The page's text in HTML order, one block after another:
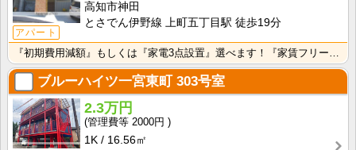
アパート
高知市神田
とさでん伊野線 上町五丁目駅 徒歩19分
ブルーハイツ一宮東町303号室
2.3万円
2000円
1K
16.56㎡